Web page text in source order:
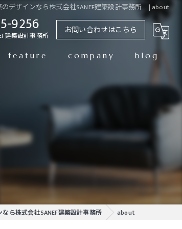
デザインなら株式会社SANEF建築設計事務所 | about
9256
建築設計事務所
お問い合わせはこちら
feature
改修
新築
company
株式会社SANEF建築設計事務所
株式会社SANEF建築設計事務所 東京事務所
blog
ら株式会社SANEF建築設計事務所 about